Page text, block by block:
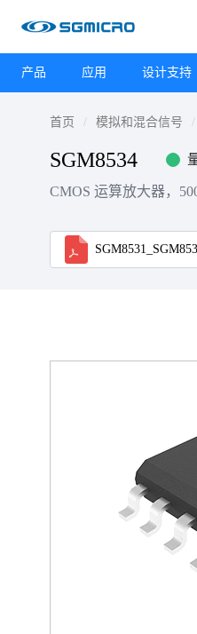
产品 应用 设计支持
首页 模拟和混合信号
SGM8534
CMOS 运算放大器，